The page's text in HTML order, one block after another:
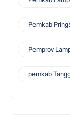
Pemkab
Pemprov
pemkab